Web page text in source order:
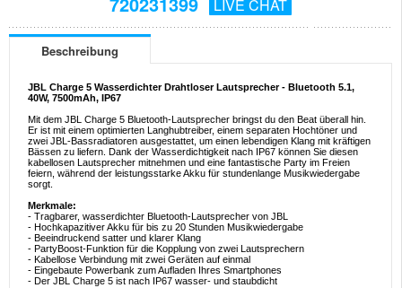
LIVE CHAT
Beschreibung
JBL Charge 5 Wasserdichter Drahtloser Lautsprecher - Bluetooth 5.1,
40W, 7500mAh, IP67
Mit dem JBL Charge 5 Bluetooth-Lautsprecher bringst du den Beat überall hin.
Er ist mit einem optimierten Langhubtreiber, einem separaten Hochtöner und
zwei JBL-Bassradiatoren ausgestattet, um einen lebendigen Klang mit kräftigen
Bässen zu liefern. Dank der Wasserdichtigkeit nach IP67 können Sie diesen
kabellosen Lautsprecher mitnehmen und eine fantastische Party im Freien
feiern, während der leistungsstarke Akku für stundenlange Musikwiedergabe
sorgt.
Merkmale:
- Tragbarer, wasserdichter Bluetooth-Lautsprecher von JBL
- Hochkapazitiver Akku für bis zu 20 Stunden Musikwiedergabe
- Beeindruckend satter und klarer Klang
- PartyBoost-Funktion für die Kopplung von zwei Lautsprechern
- Kabellose Verbindung mit zwei Geräten auf einmal
- Eingebaute Powerbank zum Aufladen Ihres Smartphones
- Der JBL Charge 5 ist nach IP67 wasser- und staubdicht